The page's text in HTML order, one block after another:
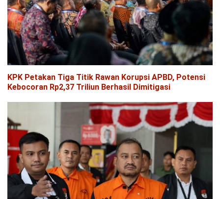
KPK Petakan Tiga Titik Rawan Korupsi APBD, Potensi
Kebocoran Rp2,37 Triliun Berhasil Dimitigasi